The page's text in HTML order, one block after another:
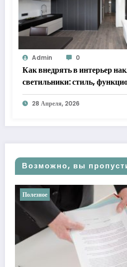
Admin 0
Как внедрять в интерьер
светильники: стиль,
практические решения
28 Апреля, 2026
Возможно, вы
Полезное